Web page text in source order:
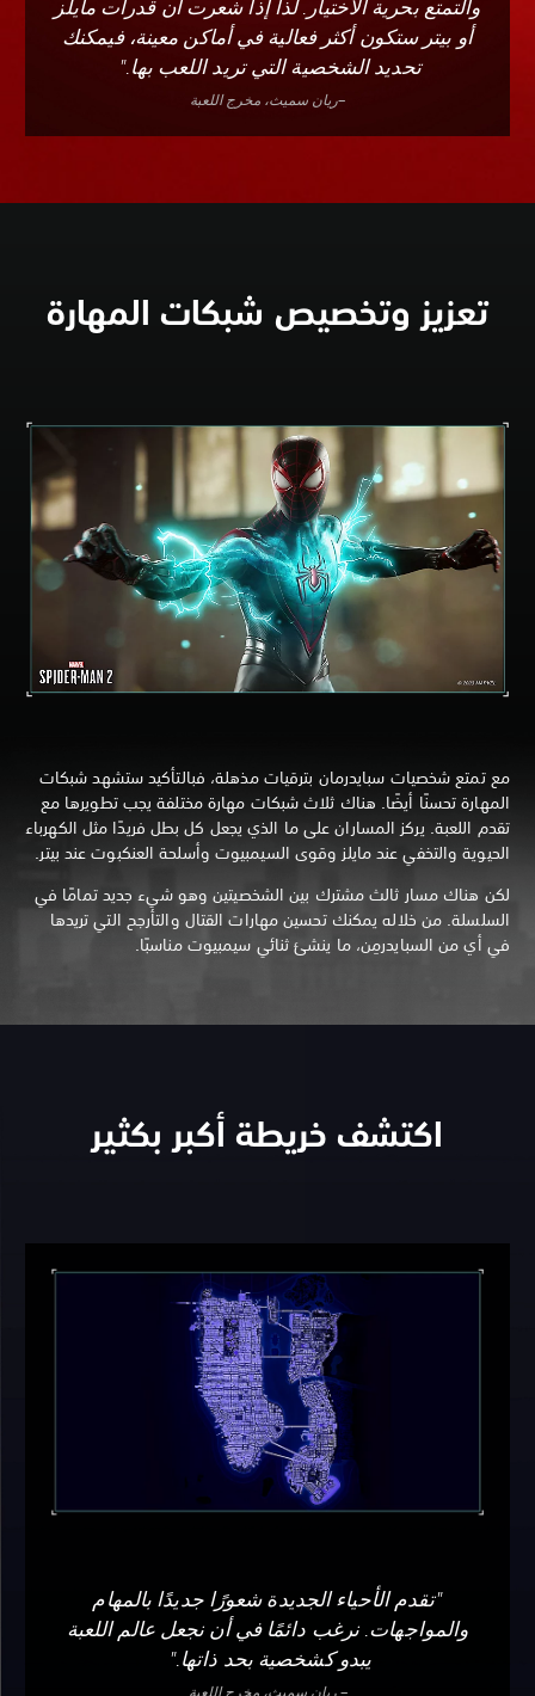
والتمتع بحرية الاختيار. لذا إذا شعرت أن قدرات مايلز
أو بيتر ستكون أكثر فعالية في أماكن معينة، فيمكنك
تحديد الشخصية التي تريد اللعب بها."
–ريان سميث، مخرج اللعبة
تعزيز وتخصيص شبكات المهارة
مع تمتع شخصيات سبايدرمان بترقيات مذهلة، فبالتأكيد ستشهد شبكات
المهارة تحسنًا أيضًا. هناك ثلاث شبكات مهارة مختلفة يجب تطويرها مع
تقدم اللعبة. يركز المساران على ما الذي يجعل كل بطل فريدًا مثل الكهرباء
الحيوية والتخفي عند مايلز وقوى السيمبيوت وأسلحة العنكبوت عند بيتر.
لكن هناك مسار ثالث مشترك بين الشخصيتين وهو شيء جديد تمامًا في
السلسلة. من خلاله يمكنك تحسين مهارات القتال والتأرجح التي تريدها
في أي من السبايدرمِن، ما ينشئ ثنائي سيمبيوت مناسبًا.
اكتشف خريطة أكبر بكثير‏
"تقدم الأحياء الجديدة شعورًا جديدًا بالمهام
والمواجهات. نرغب دائمًا في أن نجعل عالم اللعبة
يبدو كشخصية بحد ذاتها."
– ريان سميث، مخرج اللعبة